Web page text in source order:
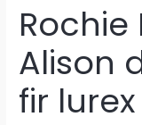
Rochie
Alison
fir